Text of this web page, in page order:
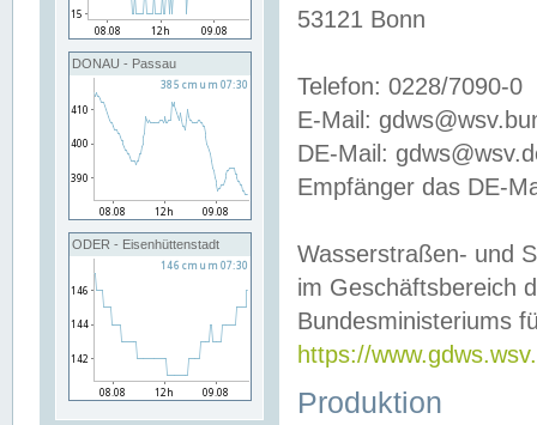
DONAU - Passau
ODER - Eisenhüttenstadt
53121 Bonn
Telefon: 0228/7090-0
E-Mail:
DE-Mail:
Empfänger das DE-
Wasserstraßen- und
im Geschäftsbereich
Bundesministeriums
https://
Produktion